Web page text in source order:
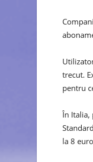
trecut.
pentru
În Italia,
la 8